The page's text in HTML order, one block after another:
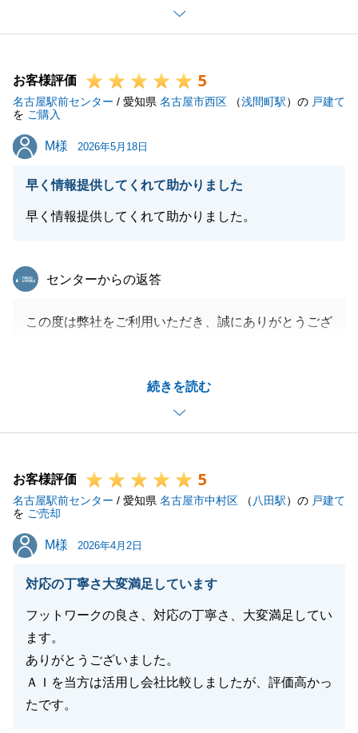
でき、私も大変自信に繋がりました。
またF様にとっても良い条件で話が纏まり、F様にと
また何かお困り事ががございましたらお気軽にお申し
付けください。
今後とも何卒よろしくお願いいたします。
閉じる
お客様評価 5
名古屋駅前センター / 愛知県 名古屋市西区 （浅間町駅）の 戸建て
を ご購入
M様
M様 2026年5月18日
早く情報提供してくれて助かりました
早く情報提供してくれて助かりました。
続きを読む
東急リバブル
センターからの返答
この度は弊社をご利用いただき、誠にありがとうござ
高いエリアですので、売出前の情報を含め一刻も早く
お届けできるよう心掛けておりました。お役に立てて
大変光栄です。
め、迅速にご案内いたします。
今後ともよろしくお願いいたします。
お客様評価 5
名古屋駅前センター / 愛知県 名古屋市中村区 （ 八田駅）の 戸建て
を ご売却
M様
M様 2026年4月2日
対応の丁寧さ大変満足しています
フットワークの良さ、対応の丁寧さ、大変満足してい
ます。
ありがとうございました。
ＡＩを当方は活用し会社比較しましたが、評価高かっ
たです。